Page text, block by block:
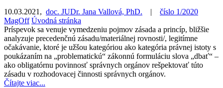
10.03.2021 , doc. JUDr. Jana Vallová, PhD. | číslo 1/2020
MagOff Úvodná stránka
Príspevok sa venuje vymedzeniu pojmov zásada a princíp, bližšie
analyzuje precedenčnú zásadu/materiálnej rovnosti/, legitímne
očakávanie, ktoré je užšou kategóriou ako kategória právnej istoty s
poukázaním na „problematickú“ zákonnú formuláciu slova „dbať“ –
ako obligatórnu povinnosť správnych orgánov rešpektovať túto
zásadu v rozhodovacej činnosti správnych orgánov.
Čítajte viac...